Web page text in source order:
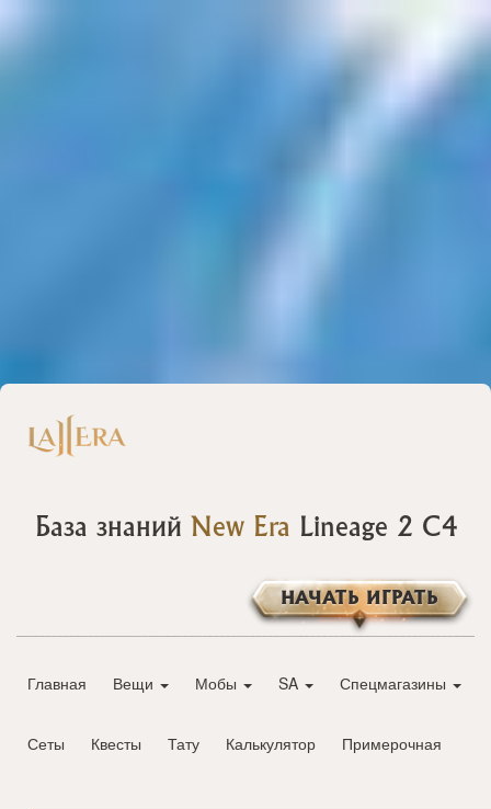
База знаний New Era Lineage 2 C4
НАЧАТЬ ИГРАТЬ
Главная Вещи Мобы SA Спецмагазины
Сеты Квесты Тату Калькулятор Примерочная